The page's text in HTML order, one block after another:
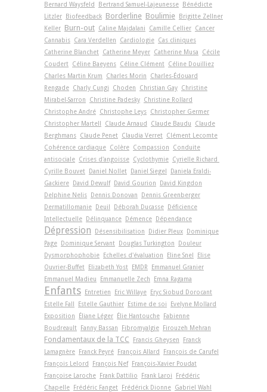
Bernard Waysfeld
Bertrand Samuel-Lajeunesse Bénédicte
Litzler Biofeedback Borderline Boulimie Brigitte Zellner
Keller Burn-out Caline Majdalani Camille Cellier Cancer
Cannabis Cara Verdellen Cardiologie Cas cliniques
Catherine Blanchet Catherine Meyer Catherine Musa
Cécile
Coudert Céline Baeyens Céline Clément Céline Douilliez
Charles Martin Krum
Charles Morin
Charles-Édouard
Rengade Charly Cungi Choden Christian Gay Christine
Mirabel-Sarron
Christine Padesky Christine Rollard
Christophe André Christophe Leys Christopher Germer
Christopher Martell
Claude Arnaud Claude Baudu
Claude
Berghmans Claude Penet Claudia Verret Clément Lecomte
Cohérence cardiaque Colère Compassion
Conduite
antisociale Crises d'angoisse Cyclothymie Cyrielle Richard
Cyrille Bouvet Daniel Nollet Daniel Siegel
Daniela Eraldi-
Gackiere David Dewulf David Gourion
David Kingdon
Delphine Nelis Dennis Donovan
Dennis Greenberger
Dermatillomanie Deuil Déborah Ducasse Déficience
Intellectuelle Délinquance Démence Dépendance
Dépression Désensibilisation Didier Pleux Dominique
Page Dominique Servant Douglas Turkington
Douleur
Dysmorphophobie Echelles d'évaluation Eline Snel
Elise
Ouvrier-Buffet Elizabeth Yost EMDR
Emmanuel Granier
Emmanuel Madieu
Emmanuelle Zech Emna Ragama
Enfants Entretien Eric Willaye Eryc Siobud Dorocant
Estelle Fall
Estelle Gauthier Estime de soi
Evelyne Mollard
Exposition
Éliane Léger Élie Hantouche Fabienne
Boudreault Fanny Bassan Fibromyalgie Firouzeh Mehran
Fondamentaux de la TCC Francis Gheysen
Franck
Lamagnère Franck Peyré François Allard
François de Carufel
François Lelord
François Nef François-Xavier Poudat
Françoise Laroche Frank Dattilio Frank Laroi
Frédéric
Chapelle Frédéric Fanget Frédérick Dionne Gabriel Wahl